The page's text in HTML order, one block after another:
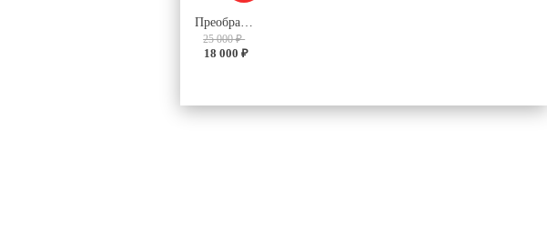
Преобразователь V28C24C100BL
25 000 ₽
18 000 ₽